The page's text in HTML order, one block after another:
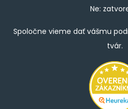
Ne:
Spoločne vieme dať vášmu
tvár.